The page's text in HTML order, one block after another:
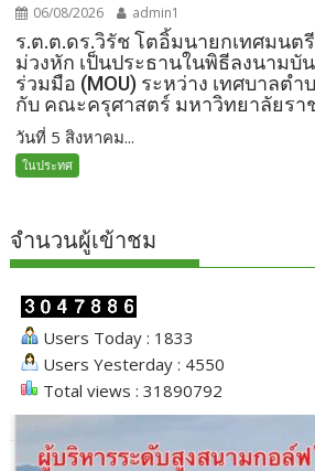
06/08/2026 admin1
ร.ต.ต.ดร.วิรัช โตอิ้มนายกเทศมนต
ม่วงหัก เป็นประธานในพิธีลงนามบั
ร่วมมือ (MOU) ระหว่าง เทศบาลต
กับ คณะครุศาสตร์ มหาวิทยาลัยรา
วันที่ 5 สิงหาคม...
ในประทศ
จำนวนผู้เข้าชม
Users Today : 1833
Users Yesterday : 4550
Total views : 31890792